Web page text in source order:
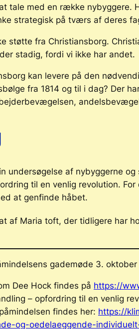
tale med en række
strategisk på tværs af deres
støtte fra Christiansborg.
stadig, fordi vi ikke har andet.
kan levere på den
fra 1814 og til i dag? Der
undersøgelse af nybyggerne
til en venlig revolution.
at genfinde håbet.
af Maria toft, der tidligere har
gademøde 3. oktober
Dee Hock findes på https://
– opfordring til en venlig
findes her: https://
og-oedelaeggende-